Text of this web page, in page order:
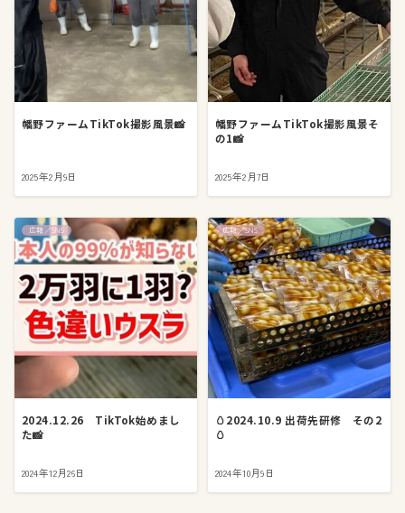
幡野ファームTikTok撮影風景📸
2025年2月9日
幡野ファームTikTok撮影風景そ
の1📸
2025年2月7日
広報／SNS
2024.12.26 TikTok始めまし
た📸
2024年12月26日
広報／SNS
🥚2024.10.9 出荷先研修 その2
🥚
2024年10月9日